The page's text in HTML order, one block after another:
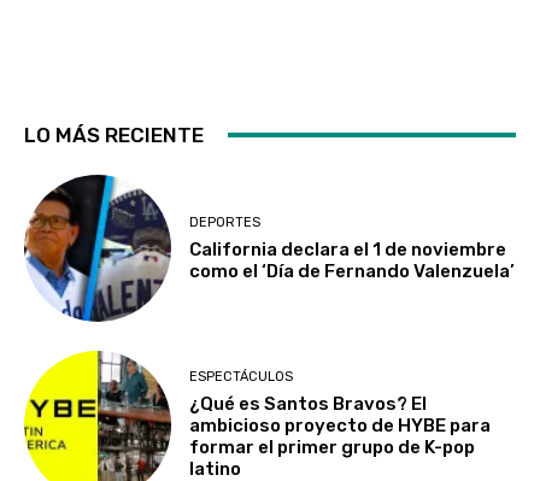
LO MÁS RECIENTE
DEPORTES
California declara el 1 de noviembre
como el ‘Día de Fernando Valenzuela’
ESPECTÁCULOS
¿Qué es Santos Bravos? El
ambicioso proyecto de HYBE para
formar el primer grupo de K-pop
latino